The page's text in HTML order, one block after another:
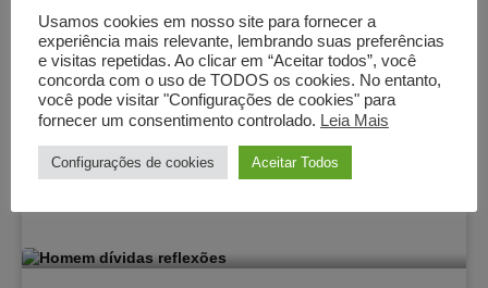
1985, 40 anos
Ler artigo
01/11/2025
Os balões
Ler artigo
Usamos cookies em nosso site para fornecer a
experiência mais relevante, lembrando suas preferências
e visitas repetidas. Ao clicar em “Aceitar todos”, você
concorda com o uso de TODOS os cookies. No entanto,
você pode visitar "Configurações de cookies" para
fornecer um consentimento controlado. Leia Mais
Configurações de cookies Aceitar Todos